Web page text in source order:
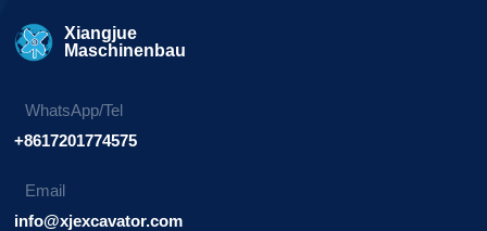
Xiangjue
Maschinenbau
WhatsApp/Tel
+8617201774575
Email
info@xjexcavator.com